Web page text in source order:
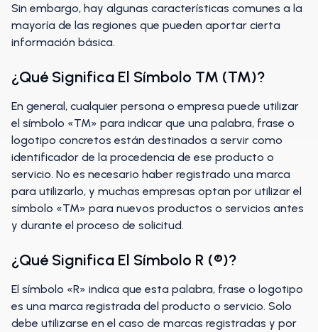
Sin embargo, hay algunas características comunes a la
mayoría de las regiones que pueden aportar cierta
información básica.
¿Qué Significa El Símbolo TM (™)?
En general, cualquier persona o empresa puede utilizar
el símbolo «TM» para indicar que una palabra, frase o
logotipo concretos están destinados a servir como
identificador de la procedencia de ese producto o
servicio. No es necesario haber registrado una marca
para utilizarlo, y muchas empresas optan por utilizar el
símbolo «TM» para nuevos productos o servicios antes
y durante el proceso de solicitud.
¿Qué Significa El Símbolo R (®)?
El símbolo «R» indica que esta palabra, frase o logotipo
es una marca registrada del producto o servicio. Solo
debe utilizarse en el caso de marcas registradas y por